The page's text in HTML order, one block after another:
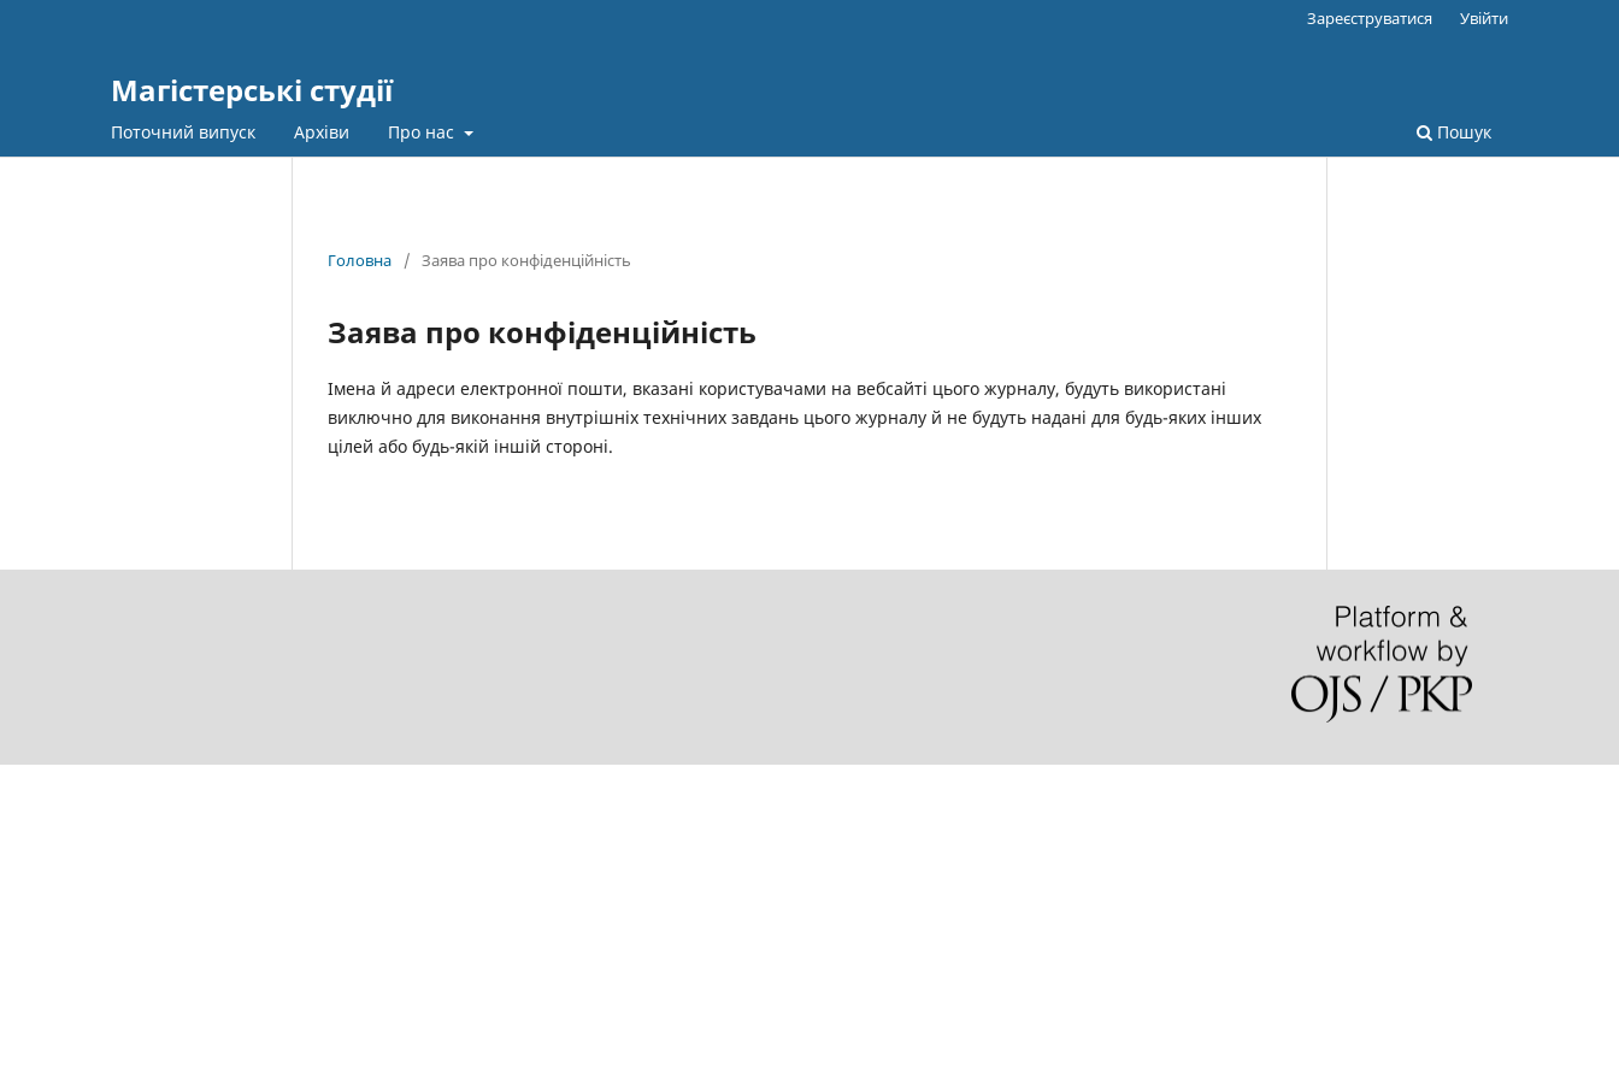
Магістерські студії
Поточний випуск Архіви Про нас Пошук
Зареєструватися Увійти
Головна / Заява про конфіденційність
Заява про конфіденційність
Імена й адреси електронної пошти, вказані користувачами на вебсайті цього журналу, будуть використані
виключно для виконання внутрішніх технічних завдань цього журналу й не будуть надані для будь-яких інших
цілей або будь-якій іншій стороні.